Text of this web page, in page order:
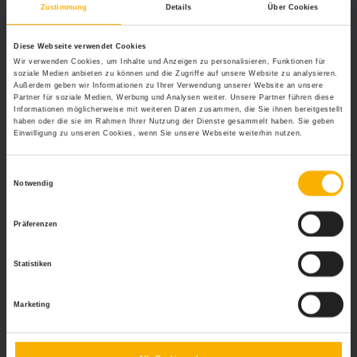
Zustimmung Details Über Cookies
Diese Webseite verwendet Cookies
Wir verwenden Cookies, um Inhalte und Anzeigen zu personalisieren, Funktionen für
soziale Medien anbieten zu können und die Zugriffe auf unsere Website zu analysieren.
Außerdem geben wir Informationen zu Ihrer Verwendung unserer Website an unsere
Partner für soziale Medien, Werbung und Analysen weiter. Unsere Partner führen diese
Informationen möglicherweise mit weiteren Daten zusammen, die Sie ihnen bereitgestellt
haben oder die sie im Rahmen Ihrer Nutzung der Dienste gesammelt haben. Sie geben
Einwilligung zu unseren Cookies, wenn Sie unsere Webseite weiterhin nutzen.
Notwendig
Präferenzen
Statistiken
Marketing
Wie kann das Unternehmen
Mitarbeiter während einer
Urlaubssperre unterstützen?
Unternehmen sollten alternative Arbeitsmodelle
anbieten, offene Kommunikation pflegen und flexibel auf
die Bedürfnisse der Mitarbeiter eingehen, um die
Das Portal personal-wissen.net stellt lediglich eine
allgemeine Informationsplattform dar. Konkrete Anfragen von
Lesern können nicht beantwortet werden, da es sich dabei um
Rechtsfrage haben sollten, wenden Sie sich bitte an einen
Rechtsanwalt oder an die Rechtsabteilung Ihrer Firma. Vielen